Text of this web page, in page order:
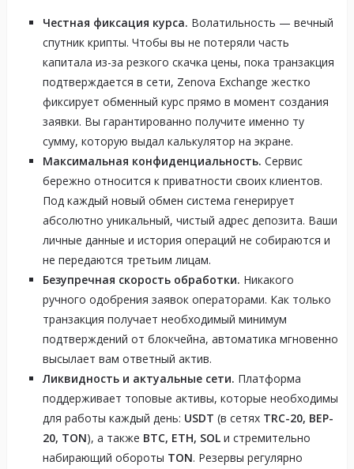
Честная фиксация курса. Волатильность — вечный
спутник крипты. Чтобы вы не потеряли часть
капитала из-за резкого скачка цены, пока транзакция
подтверждается в сети, Zenova Exchange жестко
фиксирует обменный курс прямо в момент создания
заявки. Вы гарантированно получите именно ту
сумму, которую выдал калькулятор на экране.
Максимальная конфиденциальность. Сервис
бережно относится к приватности своих клиентов.
Под каждый новый обмен система генерирует
абсолютно уникальный, чистый адрес депозита. Ваши
личные данные и история операций не собираются и
не передаются третьим лицам.
Безупречная скорость обработки. Никакого
ручного одобрения заявок операторами. Как только
транзакция получает необходимый минимум
подтверждений от блокчейна, автоматика мгновенно
высылает вам ответный актив.
Ликвидность и актуальные сети. Платформа
поддерживает топовые активы, которые необходимы
для работы каждый день: USDT (в сетях TRC-20, BEP-
20, TON), а также BTC, ETH, SOLи стремительно
набирающий обороты TON. Резервы регулярно